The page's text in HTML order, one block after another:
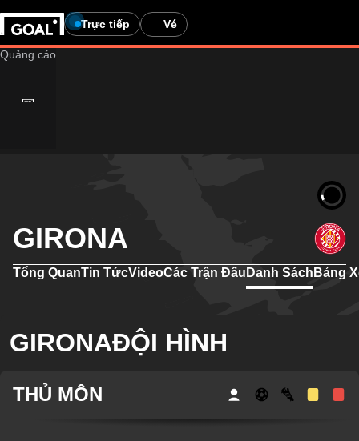
Trực tiếp Vé
GIRONA
Tổng QuanTin TứcVideoCác Trận Đấu Danh Sách Bảng
GIRONAĐỘI HÌNH
THỦ MÔN